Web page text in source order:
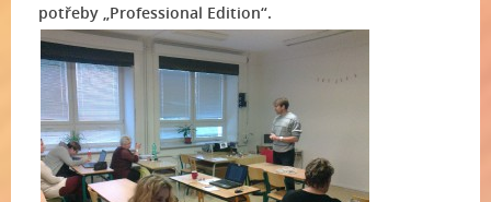
potřeby „Professional Edition“.